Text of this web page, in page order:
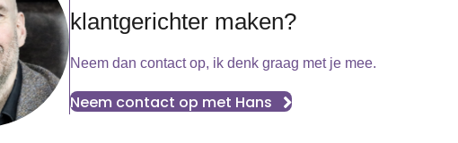
klantgerichter maken?
Neem dan contact op, ik denk graag met je mee.
Neem contact op met Hans